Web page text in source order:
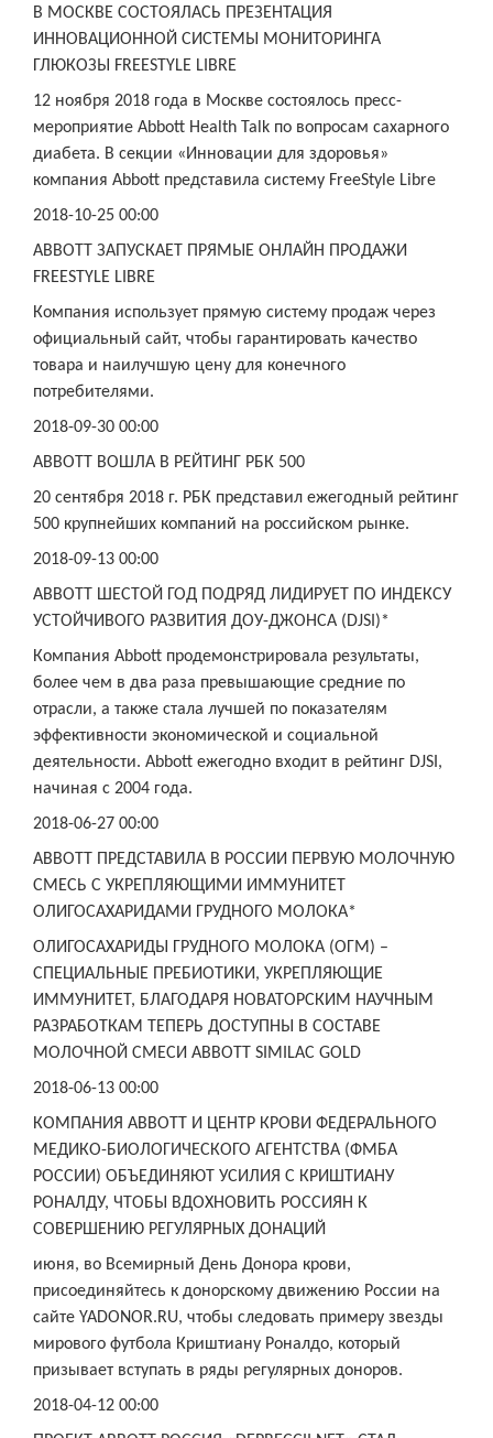
В МОСКВЕ СОСТОЯЛАСЬ ПРЕЗЕНТАЦИЯ
ИННОВАЦИОННОЙ СИСТЕМЫ МОНИТОРИНГА
ГЛЮКОЗЫ FREESTYLE LIBRE
12 ноября 2018 года в Москве состоялось пресс-
мероприятие Abbott Health Talk по вопросам сахарного
диабета. В секции «Инновации для здоровья»
компания Abbott представила систему FreeStyle Libre
2018-10-25 00:00
ABBOTT ЗАПУСКАЕТ ПРЯМЫЕ ОНЛАЙН ПРОДАЖИ
FREESTYLE LIBRE
Компания использует прямую систему продаж через
официальный сайт, чтобы гарантировать качество
товара и наилучшую цену для конечного
потребителями.
2018-09-30 00:00
ABBOTT ВОШЛА В РЕЙТИНГ РБК 500
20 сентября 2018 г. РБК представил ежегодный рейтинг
500 крупнейших компаний на российском рынке.
2018-09-13 00:00
ABBOTT ШЕСТОЙ ГОД ПОДРЯД ЛИДИРУЕТ ПО ИНДЕКСУ
УСТОЙЧИВОГО РАЗВИТИЯ ДОУ-ДЖОНСА (DJSI)*
Компания Abbott продемонстрировала результаты,
более чем в два раза превышающие средние по
отрасли, а также стала лучшей по показателям
эффективности экономической и социальной
деятельности. Abbott ежегодно входит в рейтинг DJSI,
начиная с 2004 года.
2018-06-27 00:00
ABBOTT ПРЕДСТАВИЛА В РОССИИ ПЕРВУЮ МОЛОЧНУЮ
СМЕСЬ С УКРЕПЛЯЮЩИМИ ИММУНИТЕТ
ОЛИГОСАХАРИДАМИ ГРУДНОГО МОЛОКА*
ОЛИГОСАХАРИДЫ ГРУДНОГО МОЛОКА (ОГМ) –
СПЕЦИАЛЬНЫЕ ПРЕБИОТИКИ, УКРЕПЛЯЮЩИЕ
ИММУНИТЕТ, БЛАГОДАРЯ НОВАТОРСКИМ НАУЧНЫМ
РАЗРАБОТКАМ ТЕПЕРЬ ДОСТУПНЫ В СОСТАВЕ
МОЛОЧНОЙ СМЕСИ ABBOTT SIMILAC GOLD
2018-06-13 00:00
КОМПАНИЯ ABBOTT И ЦЕНТР КРОВИ ФЕДЕРАЛЬНОГО
МЕДИКО-БИОЛОГИЧЕСКОГО АГЕНТСТВА (ФМБА
РОССИИ) ОБЪЕДИНЯЮТ УСИЛИЯ С КРИШТИАНУ
РОНАЛДУ, ЧТОБЫ ВДОХНОВИТЬ РОССИЯН К
СОВЕРШЕНИЮ РЕГУЛЯРНЫХ ДОНАЦИЙ
июня, во Всемирный День Донора крови,
присоединяйтесь к донорскому движению России на
сайте YADONOR.RU, чтобы следовать примеру звезды
мирового футбола Криштиану Роналдо, который
призывает вступать в ряды регулярных доноров.
2018-04-12 00:00